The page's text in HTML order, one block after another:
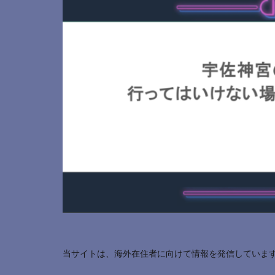
当サイトは、海外在住者に向けて情報を発信していま